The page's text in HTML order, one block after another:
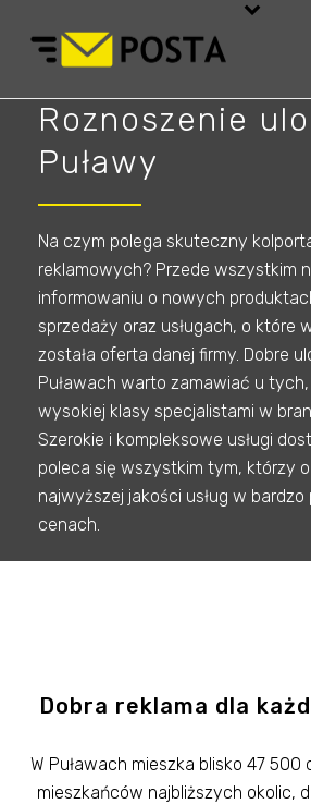
Roznoszenie
Puławy
Na czym polega skuteczny
reklamowych? Przede wszystkim
informowaniu o nowych
sprzedaży oraz usługach, o które
została oferta danej firmy. Dobre
Puławach warto zamawiać u
wysokiej klasy specjalistami w
Szerokie i kompleksowe usługi
poleca się wszystkim tym, którzy
najwyższej jakości usług w
cenach.
Dobra reklama dla
W Puławach mieszka blisko 47 500
mieszkańców najbliższych okolic,